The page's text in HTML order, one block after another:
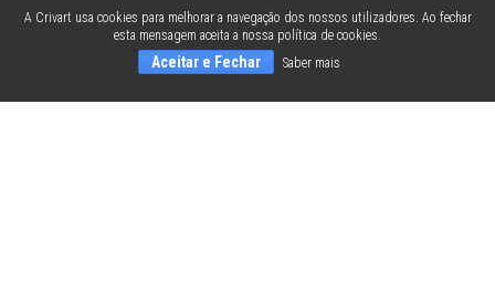
A Crivart usa cookies para melhorar a navegação dos nossos utilizadores. Ao fechar
esta mensagem aceita a nossa política de cookies.
Aceitar e Fechar Saber mais